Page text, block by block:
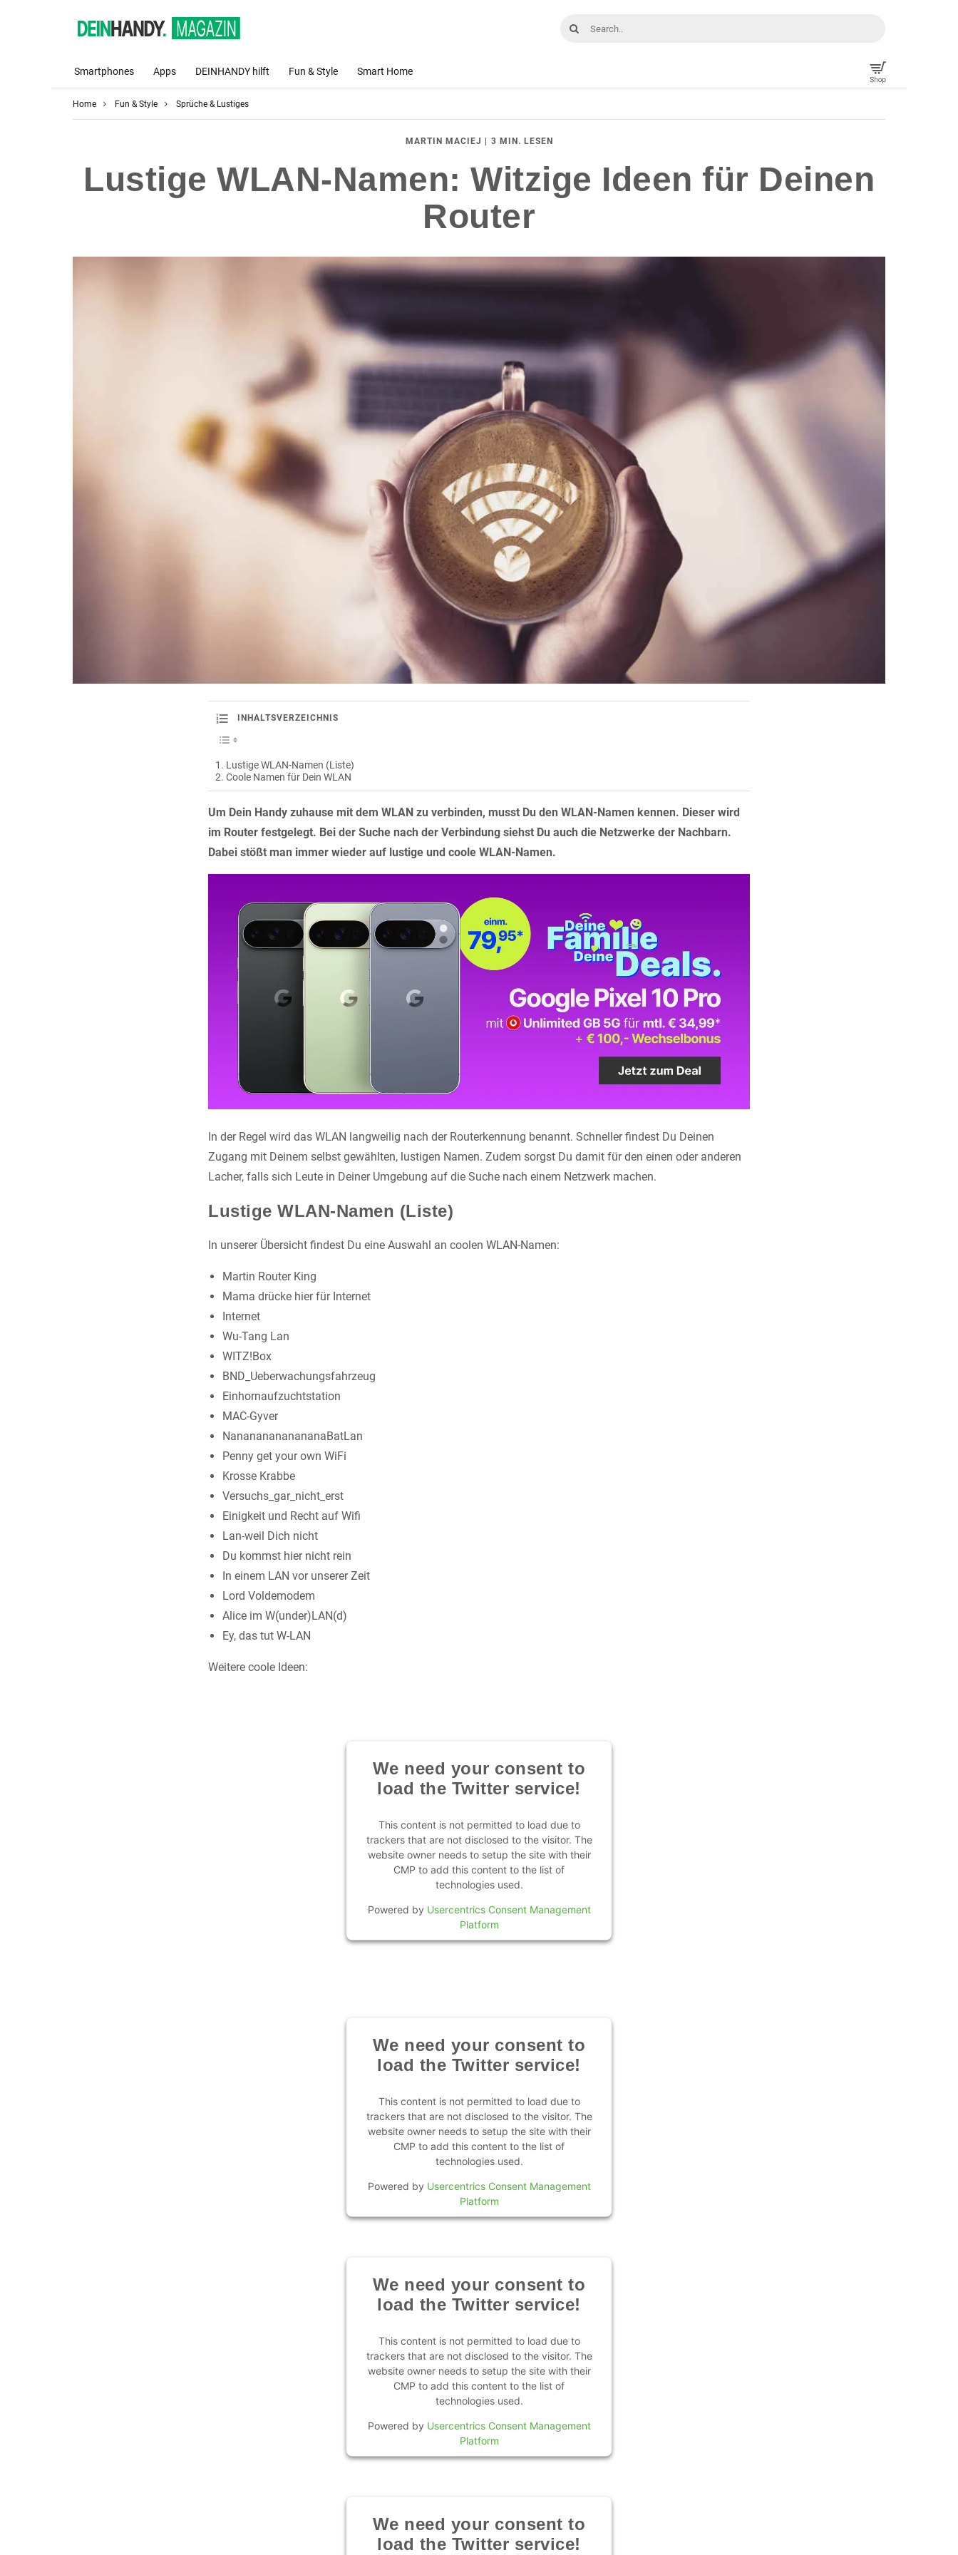
Smartphones Apps DEINHANDY hilft Fun & Style Smart Home
Home Fun & Style Sprüche & Lustiges
MARTIN MACIEJ 3 MIN. LESEN
Lustige WLAN-Namen: Witzige Ideen für Deinen
Router
INHALTSVERZEICHNIS
Lustige WLAN-Namen (Liste)
Coole Namen für Dein WLAN
Um Dein Handy zuhause mit dem WLAN zu verbinden, musst Du den WLAN-Namen kennen. Dieser wird
im Router festgelegt. Bei der Suche nach der Verbindung siehst Du auch die Netzwerke der Nachbarn.
Dabei stößt man immer wieder auf lustige und coole WLAN-Namen.
In der Regel wird das WLAN langweilig nach der Routerkennung benannt. Schneller findest Du Deinen
Zugang mit Deinem selbst gewählten, lustigen Namen. Zudem sorgst Du damit für den einen oder anderen
Lacher, falls sich Leute in Deiner Umgebung auf die Suche nach einem Netzwerk machen.
Lustige WLAN-Namen (Liste)
In unserer Übersicht findest Du eine Auswahl an coolen WLAN-Namen:
Martin Router King
Mama drücke hier für Internet
Internet
Wu-Tang Lan
WITZ!Box
BND_Ueberwachungsfahrzeug
Einhornaufzuchtstation
MAC-Gyver
NanananananananaBatLan
Penny get your own WiFi
Krosse Krabbe
Versuchs_gar_nicht_erst
Einigkeit und Recht auf Wifi
Lan-weil Dich nicht
Du kommst hier nicht rein
In einem LAN vor unserer Zeit
Lord Voldemodem
Alice im W(under)LAN(d)
Ey, das tut W-LAN
Weitere coole Ideen:
We need your consent to
load the Twitter service!
This content is not permitted to load due to
trackers that are not disclosed to the visitor. The
website owner needs to setup the site with their
CMP to add this content to the list of
technologies used.
Powered by Usercentrics Consent Management
Platform
We need your consent to
load the Twitter service!
This content is not permitted to load due to
trackers that are not disclosed to the visitor. The
website owner needs to setup the site with their
CMP to add this content to the list of
technologies used.
Powered by Usercentrics Consent Management
Platform
We need your consent to
load the Twitter service!
This content is not permitted to load due to
trackers that are not disclosed to the visitor. The
website owner needs to setup the site with their
CMP to add this content to the list of
technologies used.
Powered by Usercentrics Consent Management
Platform
We need your consent to
load the Twitter service!